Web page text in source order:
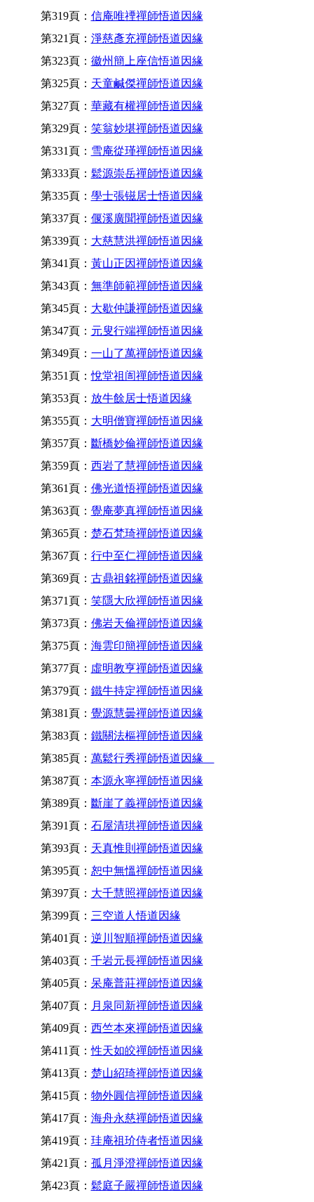
第319頁： 信庵唯禋禪師悟道因緣
第321頁： 淨慈彥充禪師悟道因緣
第323頁： 徽州簡上座信悟道因緣
第325頁： 天童鹹傑禪師悟道因緣
第327頁： 華藏有權禪師悟道因緣
第329頁： 笑翁妙堪禪師悟道因緣
第331頁： 雪庵從瑾禪師悟道因緣
第333頁： 鬆源崇岳禪師悟道因緣
第335頁： 學士張镃居士悟道因緣
第337頁： 偃溪廣聞禪師悟道因緣
第339頁： 大慈慧洪禪師悟道因緣
第341頁： 黃山正因禪師悟道因緣
第343頁： 無準師範禪師悟道因緣
第345頁： 大歇仲謙禪師悟道因緣
第347頁： 元叟行端禪師悟道因緣
第349頁： 一山了萬禪師悟道因緣
第351頁：悅堂祖訚禪師悟道因緣
第353頁： 放牛餘居士悟道因緣
第355頁： 大明僧寶禪師悟道因緣
第357頁： 斷橋妙倫禪師悟道因緣
第359頁： 西岩了慧禪師悟道因緣
第361頁： 佛光道悟禪師悟道因緣
第363頁： 覺庵夢真禪師悟道因緣
第365頁： 楚石梵琦禪師悟道因緣
第367頁： 行中至仁禪師悟道因緣
第369頁： 古鼎祖銘禪師悟道因緣
第371頁： 笑隱大欣禪師悟道因緣
第373頁： 佛岩天倫禪師悟道因緣
第375頁： 海雲印簡禪師悟道因緣
第377頁： 虛明教亨禪師悟道因緣
第379頁： 鐵牛持定禪師悟道因緣
第381頁： 覺源慧曇禪師悟道因緣
第383頁： 鐵關法樞禪師悟道因緣
第385頁： 萬鬆行秀禪師悟道因緣
第387頁： 本源永寧禪師悟道因緣
第389頁： 斷崖了義禪師悟道因緣
第391頁： 石屋清珙禪師悟道因緣
第393頁： 天真惟則禪師悟道因緣
第395頁： 恕中無慍禪師悟道因緣
第397頁： 大千慧照禪師悟道因緣
第399頁： 三空道人悟道因緣
第401頁： 逆川智順禪師悟道因緣
第403頁： 千岩元長禪師悟道因緣
第405頁： 呆庵普莊禪師悟道因緣
第407頁： 月泉同新禪師悟道因緣
第409頁： 西竺本來禪師悟道因緣
第411頁：性天如皎禪師悟道因緣
第413頁： 楚山紹琦禪師悟道因緣
第415頁： 物外圓信禪師悟道因緣
第417頁： 海舟永慈禪師悟道因緣
第419頁： 珪庵祖玠侍者悟道因緣
第421頁： 孤月淨澄禪師悟道因緣
第423頁： 鬆庭子嚴禪師悟道因緣